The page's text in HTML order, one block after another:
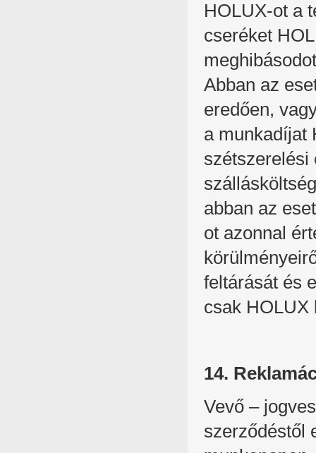
HOLUX-ot a
cseréket
Abban az
eredően,
a munkadíjat
szétszerelési
abban az
ot azonnal
feltárását és
csak HOLUX
14.
Vevő –
szerződéstől